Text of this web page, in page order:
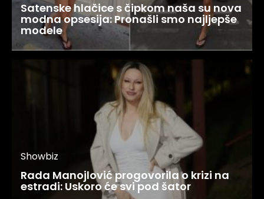
Satenske hlačice s čipkom naša su nova
modna opsesija: Pronašli smo najljepše
modele
Showbiz
Rada Manojlović progovorila o krizi na
estradi: Uskoro će svi pod šator